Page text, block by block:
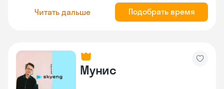
Читать дальше Подобрать время
Мунис